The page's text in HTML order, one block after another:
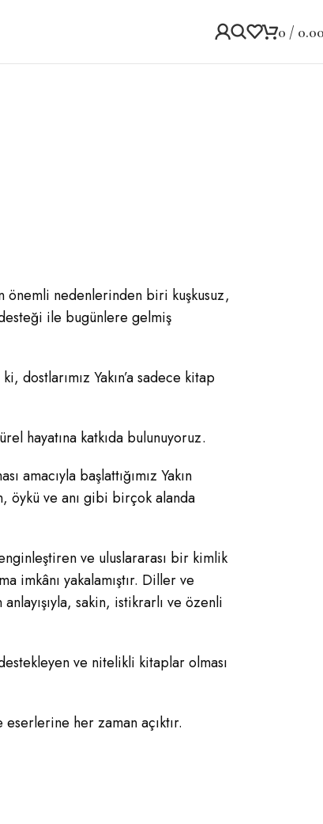
0 /
önemli nedenlerinden biri kuşkusuz,
ile bugünlere gelmiş
Yakın’a sadece kitap
hayatına katkıda bulunuyoruz.
amacıyla başlattığımız Yakın
öykü ve anı gibi birçok alanda
ve uluslararası bir kimlik
imkânı yakalamıştır. Diller ve
anlayışıyla, sakin, istikrarlı ve özenli
ve nitelikli kitaplar olması
eserlerine her zaman açıktır.